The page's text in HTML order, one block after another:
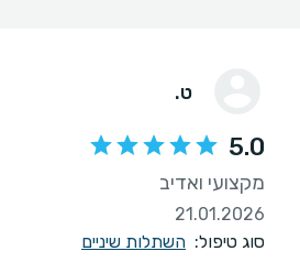
ט.
5.0
מקצועי ואדיב
21.01.2026
סוג טיפול: השתלות שיניים